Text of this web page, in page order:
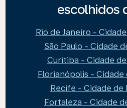
escolhidos
Rio de Janeiro -
São Paulo - Cidade
Curitiba - Cidade
Florianópolis - Cidade
Recife - Cidade de
Fortaleza - Cidade